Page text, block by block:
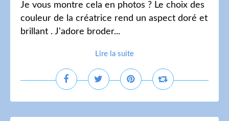
Je vous montre cela en photos ? Le choix des
couleur de la créatrice rend un aspect doré et
brillant . J'adore broder...
Lire la suite